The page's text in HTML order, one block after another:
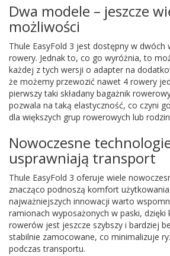
Dwa modele – jeszcze
możliwości
Thule EasyFold 3 jest dostępny w dwóch
rowery. Jednak to, co go wyróżnia, to
każdej z tych wersji o adapter na
że możemy przewozić nawet 4 rowery
pierwszy taki składany bagażnik
pozwala na taką elastyczność, co czyni
dla większych grup rowerowych lub
Nowoczesne
usprawniają transport
Thule EasyFold 3 oferuje wiele
znacząco podnoszą komfort
najważniejszych innowacji warto
ramionach wyposażonych w paski,
rowerów jest jeszcze szybszy i bardziej
stabilnie zamocowane, co minimalizuje
podczas transportu.